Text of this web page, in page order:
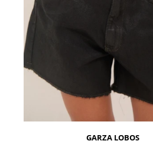
GARZA LOBOS